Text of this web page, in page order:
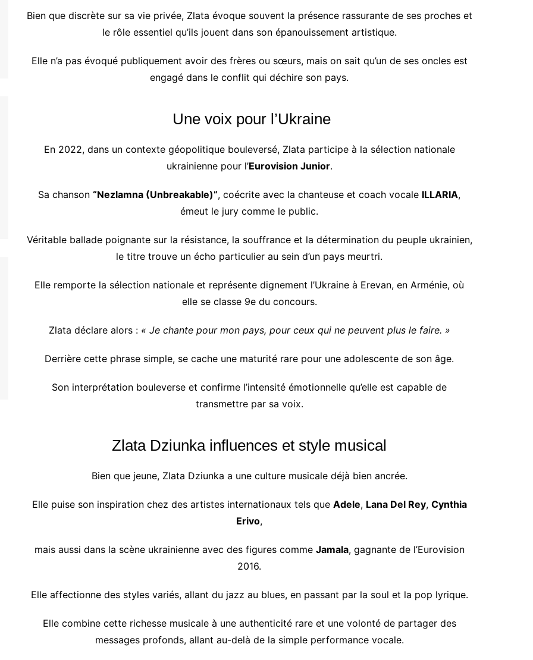
Bien que discrète sur sa vie privée, Zlata évoque souvent la présence rassurante de ses proches et
le rôle essentiel qu’ils jouent dans son épanouissement artistique.
Elle n’a pas évoqué publiquement avoir des frères ou sœurs, mais on sait qu’un de ses oncles est
engagé dans le conflit qui déchire son pays.
Une voix pour l’Ukraine
En 2022, dans un contexte géopolitique bouleversé, Zlata participe à la sélection nationale
ukrainienne pour l’Eurovision Junior.
Sa chanson “Nezlamna (Unbreakable)”, coécrite avec la chanteuse et coach vocale ILLARIA,
émeut le jury comme le public.
Véritable ballade poignante sur la résistance, la souffrance et la détermination du peuple ukrainien,
le titre trouve un écho particulier au sein d’un pays meurtri.
Elle remporte la sélection nationale et représente dignement l’Ukraine à Erevan, en Arménie, où
elle se classe 9e du concours.
Zlata déclare alors : « Je chante pour mon pays, pour ceux qui ne peuvent plus le faire. »
Derrière cette phrase simple, se cache une maturité rare pour une adolescente de son âge.
Son interprétation bouleverse et confirme l’intensité émotionnelle qu’elle est capable de
transmettre par sa voix.
Zlata Dziunka influences et style musical
Bien que jeune, Zlata Dziunka a une culture musicale déjà bien ancrée.
Elle puise son inspiration chez des artistes internationaux tels que Adele, Lana Del Rey, Cynthia
Erivo,
mais aussi dans la scène ukrainienne avec des figures comme Jamala, gagnante de l’Eurovision
2016.
Elle affectionne des styles variés, allant du jazz au blues, en passant par la soul et la pop lyrique.
Elle combine cette richesse musicale à une authenticité rare et une volonté de partager des
messages profonds, allant au-delà de la simple performance vocale.